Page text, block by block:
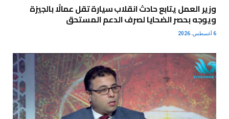
وزير العمل يتابع حادث انقلاب سيارة تقل عمالًا بالجيزة
ويوجه بحصر الضحايا لصرف الدعم المستحق
6 أغسطس، 2026